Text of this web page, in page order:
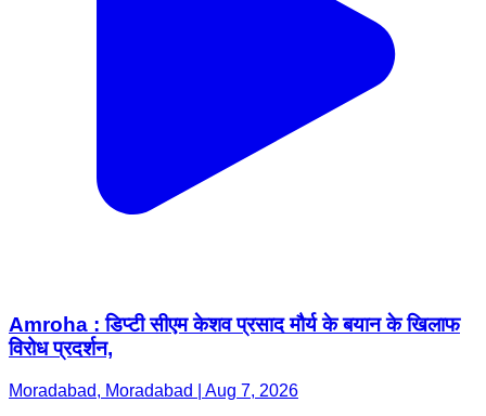
Amroha : डिप्टी सीएम केशव प्रसाद मौर्य के बयान के खिलाफ
विरोध प्रदर्शन,
Moradabad, Moradabad | Aug 7, 2026